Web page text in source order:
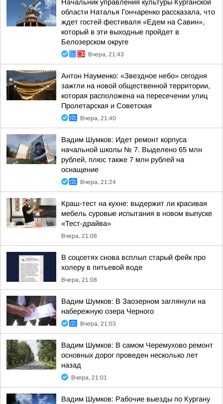
Начальник управления культуры Курганской
области Наталья Гончаренко рассказала, что
ждет гостей фестиваля «Едем на Савин»,
который в эти выходные пройдет в
Белозерском округе
Вчера, 21:43
Антон Науменко: «Звездное небо» сегодня
зажгли на новой общественной территории,
которая расположена на пересечении улиц
Пролетарская и Советская
Вчера, 21:40
Вадим Шумков: Идет ремонт корпуса
начальной школы № 7. Выделено 65 млн
рублей, плюс также 7 млн рублей на
оснащение
Вчера, 21:24
Краш-тест на кухне: выдержит ли красивая
мебель суровые испытания в новом выпуске
«Тест-драйва»
Вчера, 21:08
В соцсетях снова всплыл старый фейк про
холеру в питьевой воде
Вчера, 21:08
Вадим Шумков: В Заозерном заглянули на
набережную озера Черного
Вчера, 21:03
Вадим Шумков: В самом Черемухово ремонт
основных дорог проведен несколько лет
назад
Вчера, 21:01
Вадим Шумков: Рабочие выезды по Кургану